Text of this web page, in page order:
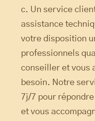
c. Un service
assistance
votre disposition
professionnels
conseiller et vous
besoin. Notre
7j/7 pour
et vous